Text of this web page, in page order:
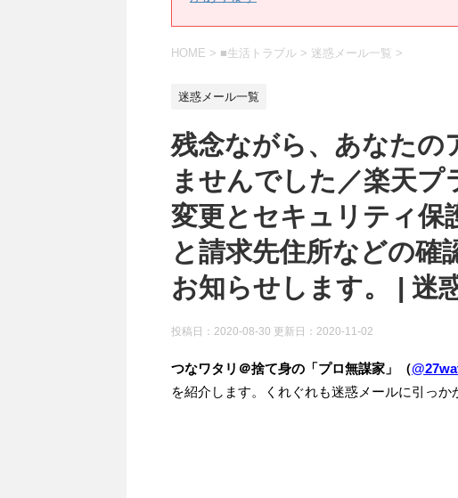
HOME > ■生活トラブル > 迷惑メール一覧 >
迷惑メール一覧
残念ながら、あなたの
ませんでした／楽天
変更とセキュリティ保
と請求先住所などの確
お知らせします。 | 迷
投稿日：2020-08-30 更新日： 2020-11-02
つなワタリ＠捨て身の「プロ無謀家」（
を紹介します。くれぐれも迷惑メールに引っか